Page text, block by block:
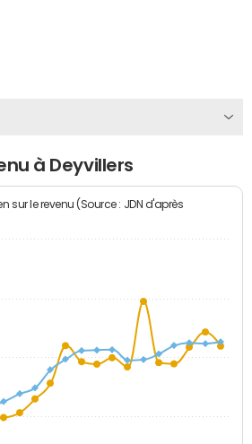
à Deyvillers
sur le revenu (Source : JDN d'après